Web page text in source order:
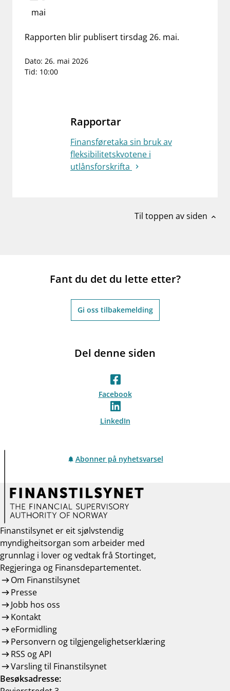
Jobb hos oss
dashboardInformasjon for investorer
notifications_noneAbonner på nyhetsvarsel
mai
Rapporten blir publisert tirsdag 26. mai.
Dato: 26. mai 2026
Tid: 10:00
Rapportar
Finansføretaka sin bruk av
fleksibilitetskvotene i
utlånsforskrifta
Til toppen av siden expand_less
Fant du det du lette etter?
Gi oss tilbakemelding
Del denne siden
Facebook
LinkedIn
Abonner på nyhetsvarsel
Finanstilsynet er eit sjølvstendig
myndigheitsorgan som arbeider med
grunnlag i lover og vedtak frå Stortinget,
Regjeringa og Finansdepartementet.
Om Finanstilsynet
Presse
Jobb hos oss
Kontakt
eFormidling
Personvern og tilgjengelighetserklæring
RSS og API
Varsling til Finanstilsynet
Besøksadresse: